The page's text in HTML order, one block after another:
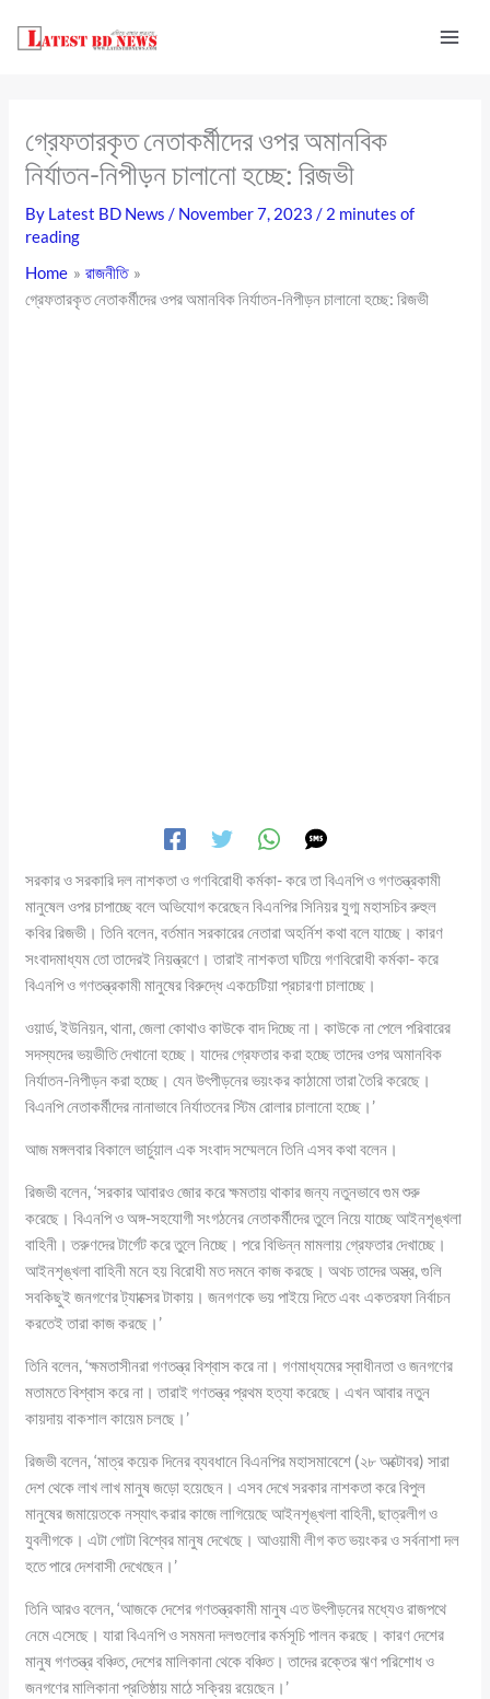
গ্রেফতারকৃত নেতাকর্মীদের ওপর অমানবিক
নির্যাতন-নিপীড়ন চালানো হচ্ছে: রিজভী
By Latest BD News/ November 7, 2023/ 2 minutes of
reading
Home
রাজনীতি
গ্রেফতারকৃত নেতাকর্মীদের ওপর অমানবিক নির্যাতন-নিপীড়ন চালানো হচ্ছে: রিজভী
সরকার ও সরকারি দল নাশকতা ও গণবিরোধী কর্মকা- করে তা বিএনপি ও গণতন্ত্রকামী
মানুষেল ওপর চাপাচ্ছে বলে অভিযোগ করেছেন বিএনপির সিনিয়র যুগ্ম মহাসচিব রুহুল
কবির রিজভী। তিনি বলেন, বর্তমান সরকারের নেতারা অহর্নিশ কথা বলে যাচ্ছে। কারণ
সংবাদমাধ্যম তো তাদেরই নিয়ন্ত্রণে। তারাই নাশকতা ঘটিয়ে গণবিরোধী কর্মকা- করে
বিএনপি ও গণতন্ত্রকামী মানুষের বিরুদ্ধে একচেটিয়া প্রচারণা চালাচ্ছে।
ওয়ার্ড, ইউনিয়ন, থানা, জেলা কোথাও কাউকে বাদ দিচ্ছে না। কাউকে না পেলে পরিবারের
সদস্যদের ভয়ভীতি দেখানো হচ্ছে। যাদের গ্রেফতার করা হচ্ছে তাদের ওপর অমানবিক
নির্যাতন-নিপীড়ন করা হচ্ছে। যেন উৎপীড়নের ভয়ংকর কাঠামো তারা তৈরি করেছে।
বিএনপি নেতাকর্মীদের নানাভাবে নির্যাতনের স্টিম রোলার চালানো হচ্ছে।’
আজ মঙ্গলবার বিকালে ভার্চুয়াল এক সংবাদ সম্মেলনে তিনি এসব কথা বলেন।
রিজভী বলেন, ‘সরকার আবারও জোর করে ক্ষমতায় থাকার জন্য নতুনভাবে গুম শুরু
করেছে। বিএনপি ও অঙ্গ-সহযোগী সংগঠনের নেতাকর্মীদের তুলে নিয়ে যাচ্ছে আইনশৃঙ্খলা
বাহিনী। তরুণদের টার্গেট করে তুলে নিচ্ছে। পরে বিভিন্ন মামলায় গ্রেফতার দেখাচ্ছে।
আইনশৃঙ্খলা বাহিনী মনে হয় বিরোধী মত দমনে কাজ করছে। অথচ তাদের অস্ত্র, গুলি
সবকিছুই জনগণের ট্যাক্সের টাকায়। জনগণকে ভয় পাইয়ে দিতে এবং একতরফা নির্বাচন
করতেই তারা কাজ করছে।’
তিনি বলেন, ‘ক্ষমতাসীনরা গণতন্ত্র বিশ্বাস করে না। গণমাধ্যমের স্বাধীনতা ও জনগণের
মতামতে বিশ্বাস করে না। তারাই গণতন্ত্র প্রথম হত্যা করেছে। এখন আবার নতুন
কায়দায় বাকশাল কায়েম চলছে।’
রিজভী বলেন, ‘মাত্র কয়েক দিনের ব্যবধানে বিএনপির মহাসমাবেশে (২৮ অক্টোবর) সারা
দেশ থেকে লাখ লাখ মানুষ জড়ো হয়েছেন। এসব দেখে সরকার নাশকতা করে বিপুল
মানুষের জমায়েতকে নস্যাৎ করার কাজে লাগিয়েছে আইনশৃঙ্খলা বাহিনী, ছাত্রলীগ ও
যুবলীগকে। এটা গোটা বিশ্বের মানুষ দেখেছে। আওয়ামী লীগ কত ভয়ংকর ও সর্বনাশা দল
হতে পারে দেশবাসী দেখেছেন।’
তিনি আরও বলেন, ‘আজকে দেশের গণতন্ত্রকামী মানুষ এত উৎপীড়নের মধ্যেও রাজপথে
নেমে এসেছে। যারা বিএনপি ও সমমনা দলগুলোর কর্মসূচি পালন করছে। কারণ দেশের
মানুষ গণতন্ত্র বঞ্চিত, দেশের মালিকানা থেকে বঞ্চিত। তাদের রক্তের ঋণ পরিশোধ ও
জনগণের মালিকানা প্রতিষ্ঠায় মাঠে সক্রিয় রয়েছেন।’